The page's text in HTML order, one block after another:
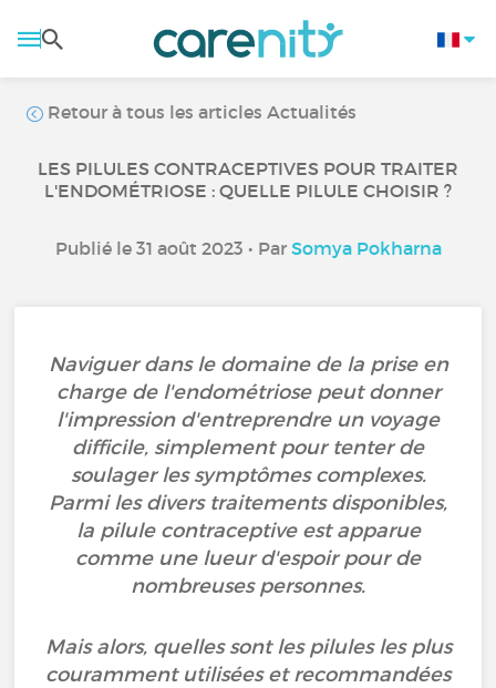
Retour à tous les articles Actualités
LES PILULES CONTRACEPTIVES POUR TRAITER
L'ENDOMÉTRIOSE : QUELLE PILULE CHOISIR ?
Publié le 31 août 2023 • Par Somya Pokharna
Naviguer dans le domaine de la prise en
charge de l'endométriose peut donner
l'impression d'entreprendre un voyage
difficile, simplement pour tenter de
soulager les symptômes complexes.
Parmi les divers traitements disponibles,
la pilule contraceptive est apparue
comme une lueur d'espoir pour de
nombreuses personnes.
Mais alors, quelles sont les pilules les plus
couramment utilisées et recommandées